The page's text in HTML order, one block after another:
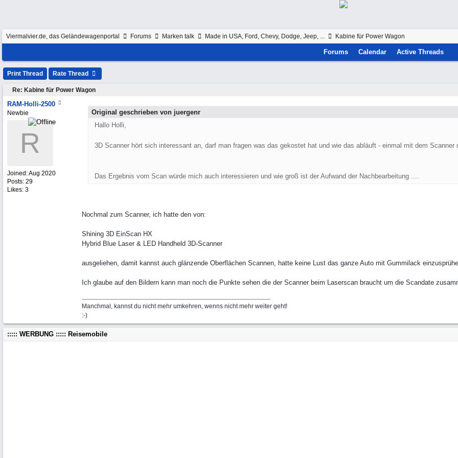
Viermalvier.de, das Geländewagenportal Forums Marken talk Made in USA, Ford, Chevy, Dodge, Jeep, ... Kabine für Power Wagon
Forums Calendar Active Threads
Print Thread Rate Thread
Re: Kabine für Power Wagon
RAM-Holli-2500
Newbie
R
Joined:Aug 2020
Posts: 29
Likes: 3
Original geschrieben von juergenr
Hallo Holli,
3D Scanner hört sich interessant an, darf man fragen was das gekostet hat und wie das abläuft - einmal mit dem Scanner
Das Ergebnis vom Scan würde mich auch interessieren und wie groß ist der Aufwand der Nachbearbeitung ....
Nochmal zum Scanner, ich hatte den von:
Shining 3D EinScan HX
Hybrid Blue Laser & LED Handheld 3D-Scanner
ausgeliehen, damit kannst auch glänzende Oberflächen Scannen, hatte keine Lust das ganze Auto mit Gummilack
Ich glaube auf den Bildern kann man noch die Punkte sehen die der Scanner beim Laserscan braucht um die Scandate
Manchmal, kannst du nicht mehr umkehren, wenns nicht mehr weiter geht!
:-)
::::: WERBUNG ::::: Reisemobile